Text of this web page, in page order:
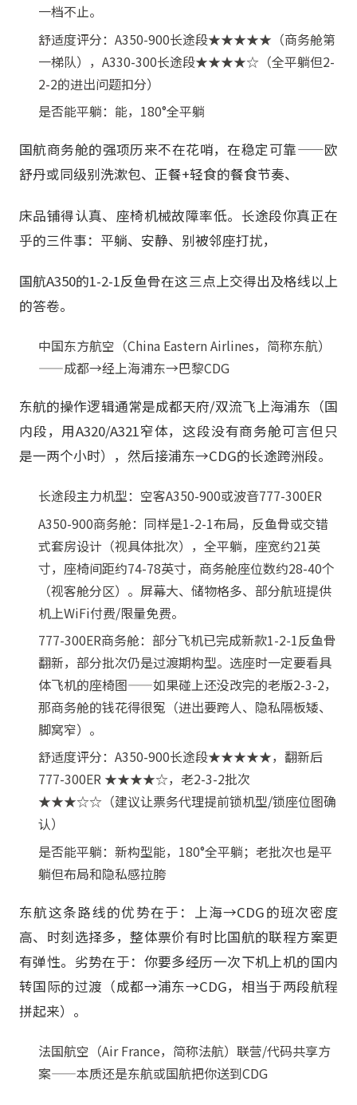
一档不止。
舒适度评分：A350-900长途段★★★★★（商务舱第
一梯队），A330-300长途段★★★★☆（全平躺但2-
2-2的进出问题扣分）
是否能平躺：能，180°全平躺
国航商务舱的强项历来不在花哨，在稳定可靠——欧
舒丹或同级别洗漱包、正餐+轻食的餐食节奏、
床品铺得认真、座椅机械故障率低。长途段你真正在
乎的三件事：平躺、安静、别被邻座打扰，
国航A350的1-2-1反鱼骨在这三点上交得出及格线以上
的答卷。
中国东方航空（China Eastern Airlines，简称东航）
——成都→经上海浦东→巴黎CDG
东航的操作逻辑通常是成都天府/双流飞上海浦东（国
内段，用A320/A321窄体，这段没有商务舱可言但只
是一两个小时），然后接浦东→CDG的长途跨洲段。
长途段主力机型：空客A350-900或波音777-300ER
A350-900商务舱：同样是1-2-1布局，反鱼骨或交错
式套房设计（视具体批次），全平躺，座宽约21英
寸，座椅间距约74-78英寸，商务舱座位数约28-40个
（视客舱分区）。屏幕大、储物格多、部分航班提供
机上WiFi付费/限量免费。
777-300ER商务舱：部分飞机已完成新款1-2-1反鱼骨
翻新，部分批次仍是过渡期构型。选座时一定要看具
体飞机的座椅图——如果碰上还没改完的老版2-3-2，
那商务舱的钱花得很冤（进出要跨人、隐私隔板矮、
脚窝窄）。
舒适度评分：A350-900长途段★★★★★，翻新后
777-300ER ★★★★☆，老2-3-2批次
★★★☆☆（建议让票务代理提前锁机型/锁座位图确
认）
是否能平躺：新构型能，180°全平躺；老批次也是平
躺但布局和隐私感拉胯
东航这条路线的优势在于：上海→CDG的班次密度
高、时刻选择多，整体票价有时比国航的联程方案更
有弹性。劣势在于：你要多经历一次下机上机的国内
转国际的过渡（成都→浦东→CDG，相当于两段航程
拼起来）。
法国航空（Air France，简称法航）联营/代码共享方
案——本质还是东航或国航把你送到CDG